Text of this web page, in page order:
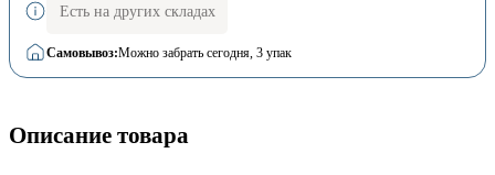
Есть на других складах
Самовывоз:Можно забрать сегодня, 3 упак
Описание товара